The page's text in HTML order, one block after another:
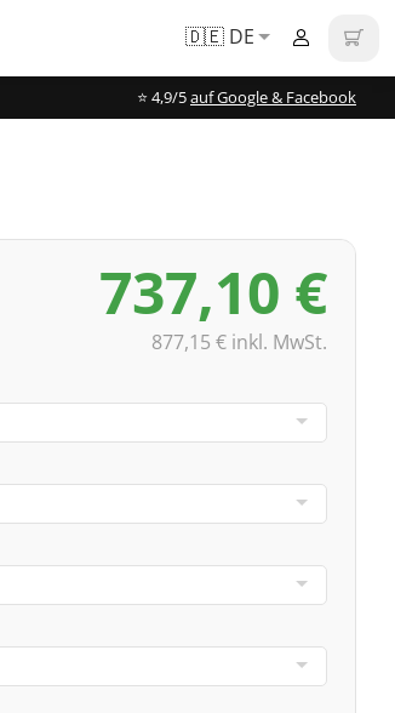
🇩🇪 DE
⭐️ 4,9/5auf Google & Facebook
737,10 €
877,15 € inkl. MwSt.